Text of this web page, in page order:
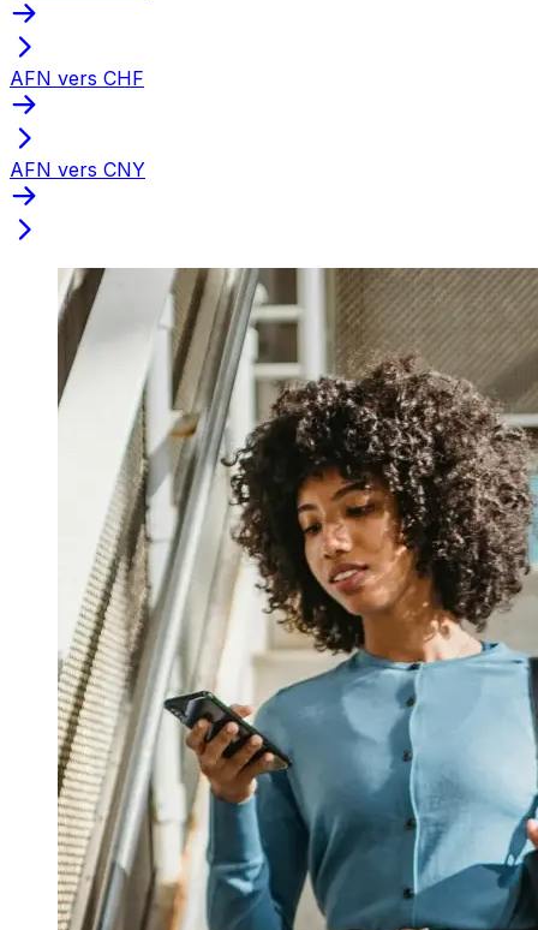
AFN vers CHF
AFN vers CNY